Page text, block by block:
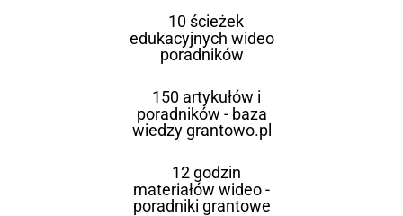
10 ścieżek
edukacyjnych wideo
poradników
150 artykułów i
poradników - baza
wiedzy grantowo.pl
12 godzin
materiałów wideo -
poradniki grantowe